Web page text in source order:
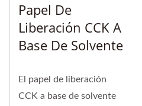
Papel De
Liberación CCK A
Base De Solvente
El papel de liberación
CCK a base de solvente